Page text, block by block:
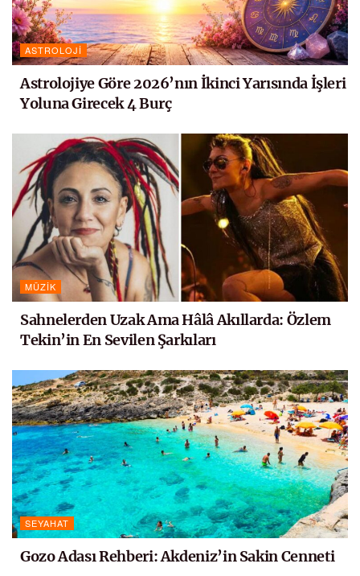
ASTROLOJI
Astrolojiye Göre 2026’nın İkinci Yarısında İşleri
Yoluna Girecek 4 Burç
MÜZIK
Sahnelerden Uzak Ama Hâlâ Akıllarda: Özlem
Tekin’in En Sevilen Şarkıları
SEYAHAT
Gozo Adası Rehberi: Akdeniz’in Sakin Cenneti